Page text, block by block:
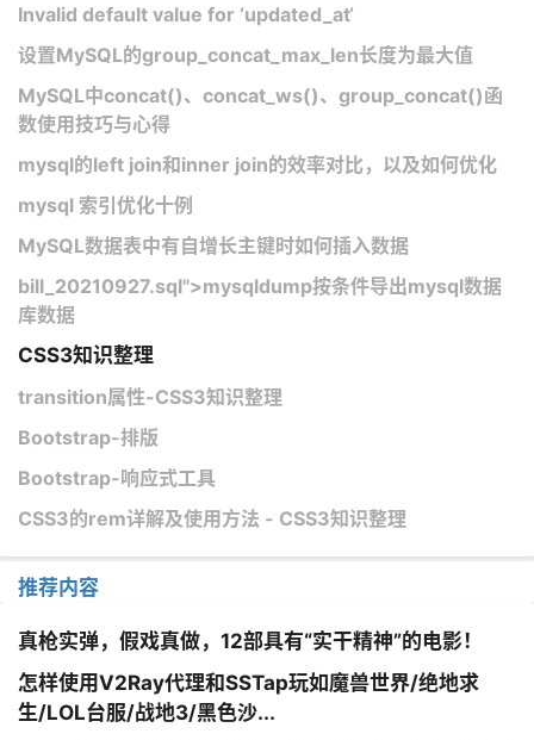
Invalid default value for ‘updated_at‘
设置MySQL的group_concat_max_len长度为最大值
MySQL中concat()、concat_ws()、group_concat()函
数使用技巧与心得
mysql的left join和inner join的效率对比，以及如何优化
mysql 索引优化十例
MySQL数据表中有自增长主键时如何插入数据
bill_20210927.sql">mysqldump按条件导出mysql数据
库数据
CSS3知识整理
transition属性-CSS3知识整理
Bootstrap-排版
Bootstrap-响应式工具
CSS3的rem详解及使用方法 - CSS3知识整理
推荐内容
真枪实弹，假戏真做，12部具有“实干精神”的电影！
怎样使用V2Ray代理和SSTap玩如魔兽世界/绝地求
生/LOL台服/战地3/黑色沙...